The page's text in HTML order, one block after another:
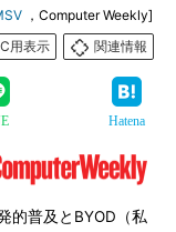
，Computer Weekly]
用表示
関連情報
Hatena
的普及とBYOD（私